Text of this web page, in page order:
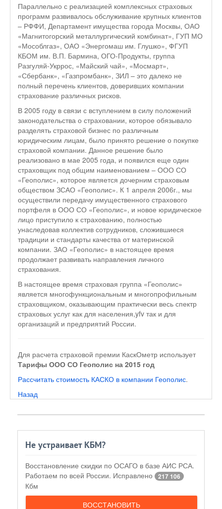
Параллельно с реализацией комплексных страховых
программ развивалось обслуживание крупных клиентов
– РФФИ, Департамент имущества города Москвы, ОАО
«Магнитогорский металлургический комбинат», ГУП МО
«Мособлгаз», ОАО «Энергомаш им. Глушко», ФГУП
КБОМ им. В.П. Бармина, ОГО-Продукты, группа
Разгуляй-Укррос, «Майский чай», «Мосмарт»,
«Сбербанк», «Газпромбанк», ЗИЛ – это далеко не
полный перечень клиентов, доверивших компании
страхование различных рисков.
В 2005 году в связи с вступлением в силу положений
законодательства о страховании, которое обязывало
разделять страховой бизнес по различным
юридическим лицам, было принято решение о покупке
страховой компании. Данное решение было
реализовано в мае 2005 года, и появился еще один
страховщик под общим наименованием – ООО СО
«Геополис», которое является дочерним страховым
обществом ЗСАО «Геополис». К 1 апреля 2006г., мы
осуществили передачу имущественного страхового
портфеля в ООО СО «Геополис», и новое юридическое
лицо приступило к страхованию, полностью
унаследовав коллектив сотрудников, сложившиеся
традиции и стандарты качества от материнской
компании. ЗАО «Геополис» в настоящее время
продолжает развивать направления личного
страхования.
В настоящее время страховая группа «Геополис»
является многофункциональным и многопрофильным
страховщиком, оказывающим практически весь спектр
страховых услуг как для населения,yfv так и для
организаций и предприятий России.
Для расчета страховой премии КаскОметр использует
Тарифы ООО СО Геополис на 2015 год
Рассчитать стоимость КАСКО в компании Геополис.
Назад
Не устраивает КБМ?
Восстановление скидки по ОСАГО в базе АИС РСА.
Работаем по всей России. Исправлено
217 106
Кбм
ВОССТАНОВИТЬ